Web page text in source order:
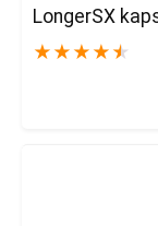
LongerSX
★ ★ ★ ★ ★